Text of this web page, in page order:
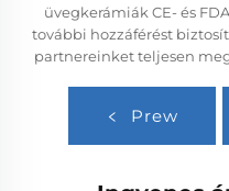
üvegkerámiák CE- és
további hozzáférést
partnereinket teljesen
Prew